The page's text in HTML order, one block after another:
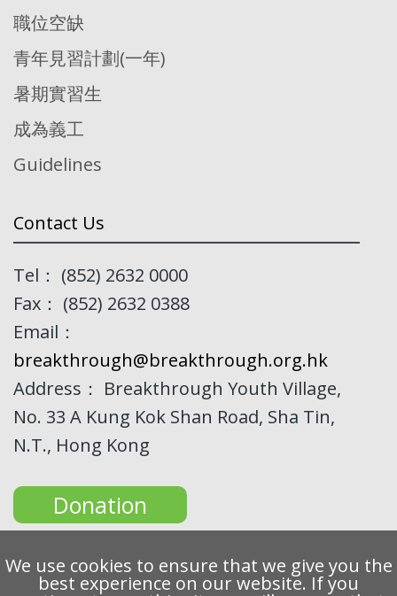
職位空缺
青年見習計劃(一年)
暑期實習生
成為義工
Guidelines
Contact Us
Tel： (852) 2632 0000
Fax： (852) 2632 0388
Email：
breakthrough@breakthrough.org.hk
Address： Breakthrough Youth Village,
No. 33 A Kung Kok Shan Road, Sha Tin,
N.T., Hong Kong
Donation
We use cookies to ensure that we give you the
best experience on our website. If you